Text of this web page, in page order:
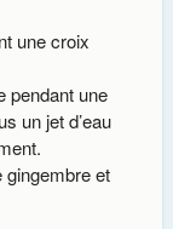
une croix
pendant une
un jet d’eau
gingembre et